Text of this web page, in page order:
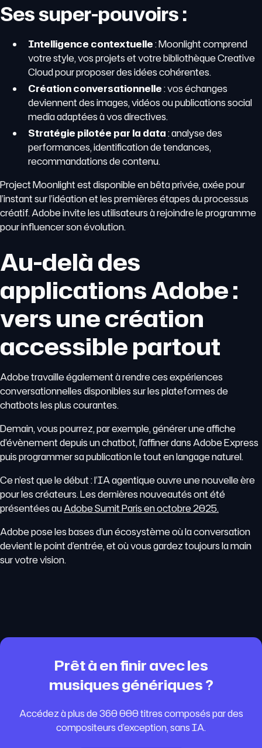
Ses super-pouvoirs :
Intelligence contextuelle: Moonlight comprend
votre style, vos projets et votre bibliothèque Creative
Cloud pour proposer des idées cohérentes.
Création conversationnelle: vos échanges
deviennent des images, vidéos ou publications social
media adaptées à vos directives.
Stratégie pilotée par la data: analyse des
performances, identification de tendances,
recommandations de contenu.
Project Moonlight est disponible en bêta privée, axée pour
l’instant sur l’idéation et les premières étapes du processus
créatif. Adobe invite les utilisateurs à rejoindre le programme
pour influencer son évolution.
Au-delà des
applications Adobe :
vers une création
accessible partout
Adobe travaille également à rendre ces expériences
conversationnelles disponibles sur les plateformes de
chatbots les plus courantes.
Demain, vous pourrez, par exemple, générer une affiche
d’évènement depuis un chatbot, l’affiner dans Adobe Express
puis programmer sa publication le tout en langage naturel.
Ce n’est que le début : l’IA agentique ouvre une nouvelle ère
pour les créateurs. Les dernières nouveautés ont été
présentées auAdobe Sumit Paris en octobre 2025.
Adobe pose les bases d’un écosystème où la conversation
devient le point d’entrée, et où vous gardez toujours la main
sur votre vision.
Prêt à en finir avec les
musiques génériques ?
Accédez à plus de 360 000 titres composés par des
compositeurs d’exception, sans IA.